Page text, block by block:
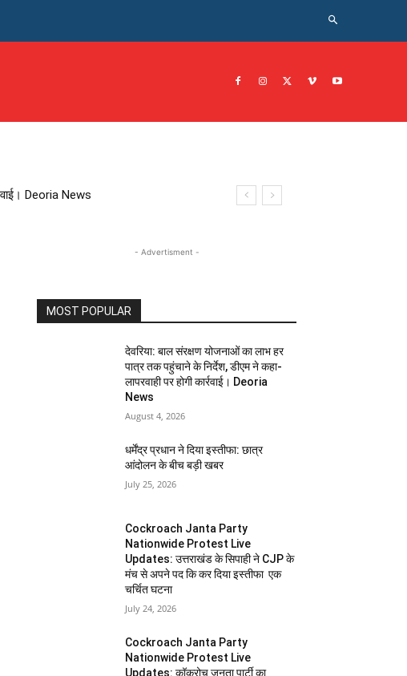
JOB नोकरी सरकारी योजना
Deoria News
- Advertisment -
MOST POPULAR
देवरिया: बाल संरक्षण योजनाओं का लाभ हर
पात्र तक पहुंचाने के निर्देश, डीएम ने कहा-
लापरवाही पर होगी कार्रवाई। Deoria
News
August 4, 2026
धर्मेंद्र प्रधान ने दिया इस्तीफा: छात्र
आंदोलन के बीच बड़ी खबर
July 25, 2026
Cockroach Janta Party
Nationwide Protest Live
Updates: उत्तराखंड के सिपाही ने CJP के
मंच से अपने पद कि कर दिया इस्तीफा एक
चर्चित घटना
July 24, 2026
Cockroach Janta Party
Nationwide Protest Live
Updates: कॉकरोच जनता पार्टी का